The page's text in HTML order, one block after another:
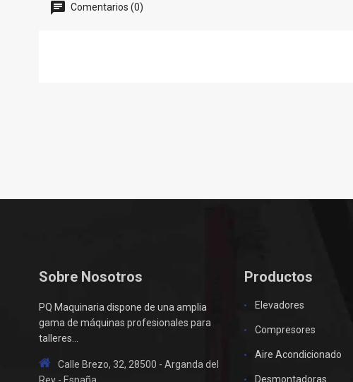
Comentarios (0)
Sobre Nosotros
PQ Maquinaria dispone de una amplia
gama de máquinas profesionales para
talleres...
Calle Brezo, 32, 28500 - Arganda del
Productos
Elevadores
Compresores
Aire Acondicionado
Desmontadoras